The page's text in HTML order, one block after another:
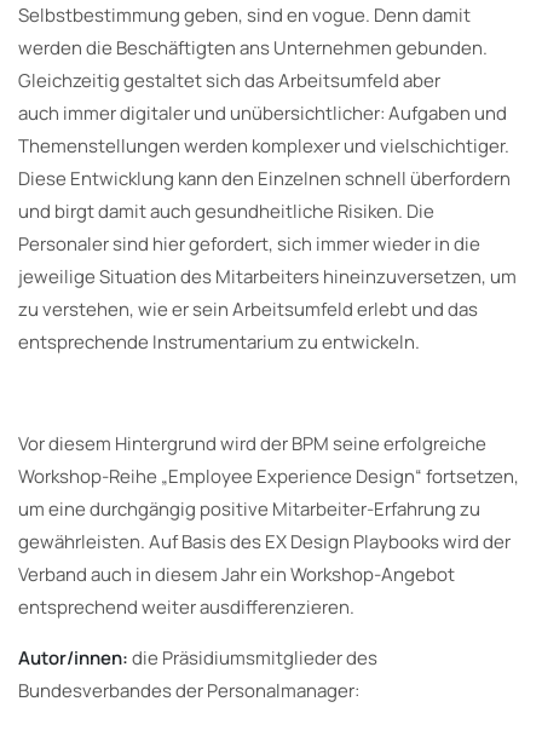
Selbstbestimmung geben, sind en vogue. Denn damit
werden die Beschäftigten ans Unternehmen gebunden.
Gleichzeitig gestaltet sich das Arbeitsumfeld aber
auch immer digitaler und unübersichtlicher: Aufgaben und
Themenstellungen werden komplexer und vielschichtiger.
Diese Entwicklung kann den Einzelnen schnell überfordern
und birgt damit auch gesundheitliche Risiken. Die
Personaler sind hier gefordert, sich immer wieder in die
jeweilige Situation des Mitarbeiters hineinzuversetzen, um
zu verstehen, wie er sein Arbeitsumfeld erlebt und das
entsprechende Instrumentarium zu entwickeln.
Vor diesem Hintergrund wird der BPM seine erfolgreiche
Workshop-Reihe „Employee Experience Design“ fortsetzen,
um eine durchgängig positive Mitarbeiter-Erfahrung zu
gewährleisten. Auf Basis des EX Design Playbooks wird der
Verband auch in diesem Jahr ein Workshop-Angebot
entsprechend weiter ausdifferenzieren.
Autor/innen:die Präsidiumsmitglieder des
Bundesverbandes der Personalmanager: